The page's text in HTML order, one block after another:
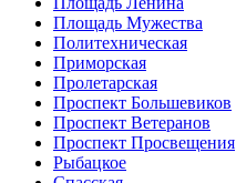
Площадь Мужества
Политехническая
Приморская
Пролетарская
Проспект Большевиков
Проспект Ветеранов
Проспект Просвещения
Рыбацкое